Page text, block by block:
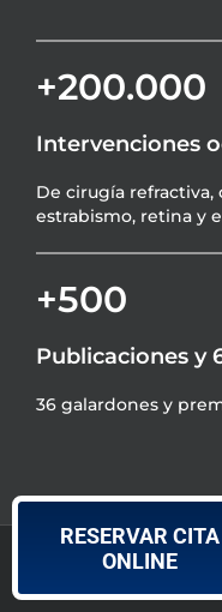
+200.000
Intervenciones
De cirugía refractiva,
estrabismo, retina y
+500
Publicaciones y
36 galardones y
Clínicas Novovisión
Política
RESERVAR CITA
ONLINE